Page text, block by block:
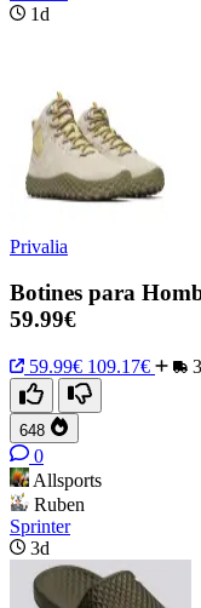
1d
Privalia
Botines para
59.99€
59.99€ 109.17€
648
0
Allsports
Ruben
Sprinter
3d